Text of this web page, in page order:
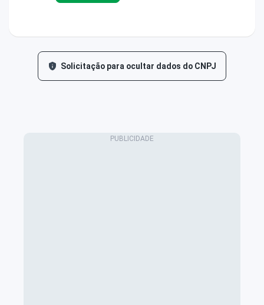
Solicitação para ocultar dados do CNPJ